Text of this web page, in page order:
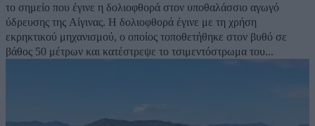
το σημείο που έγινε η δολιοφθορά στον υποθαλάσσιο αγωγό
ύδρευσης της Αίγινας. Η δολιοφθορά έγινε με τη χρήση
εκρηκτικού μηχανισμού, ο οποίος τοποθετήθηκε στον βυθό σε
βάθος 50 μέτρων και κατέστρεψε το τσιμεντόστρωμα του...